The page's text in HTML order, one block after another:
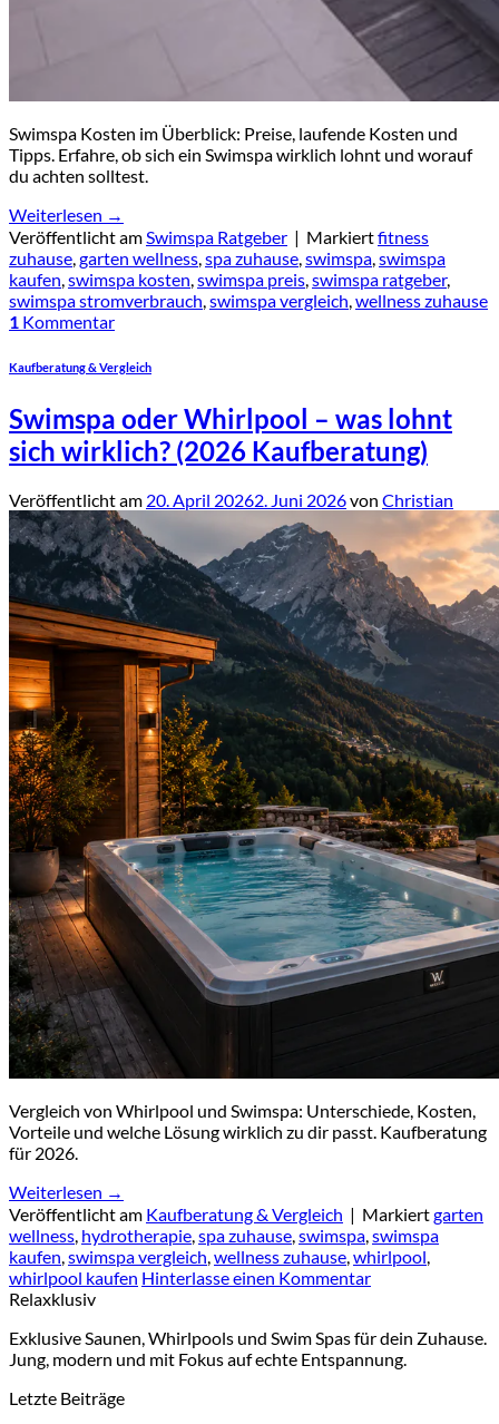
Swimspa Kosten im Überblick: Preise, laufende Kosten und
Tipps. Erfahre, ob sich ein Swimspa wirklich lohnt und worauf
du achten solltest.
Weiterlesen →
Veröffentlicht amSwimspa Ratgeber | Markiertfitness
zuhause,garten wellness,spa zuhause,swimspa,swimspa
kaufen,swimspa kosten,swimspa preis,swimspa ratgeber,
swimspa stromverbrauch,swimspa vergleich,wellness zuhause
1 Kommentar
Kaufberatung & Vergleich
Swimspa oder Whirlpool – was lohnt
sich wirklich? (2026 Kaufberatung)
Veröffentlicht am 20. April 20262. Juni 2026von Christian
Vergleich von Whirlpool und Swimspa: Unterschiede, Kosten,
Vorteile und welche Lösung wirklich zu dir passt. Kaufberatung
für 2026.
Weiterlesen →
Veröffentlicht am Kaufberatung & Vergleich | Markiertgarten
wellness hydrotherapie spa zuhause swimspa swimspa
kaufen swimspa vergleich wellness zuhause whirlpool
whirlpool kaufen Hinterlasse einen Kommentar
Relaxklusiv
Exklusive Saunen, Whirlpools und Swim Spas für dein Zuhause.
Jung, modern und mit Fokus auf echte Entspannung.
Letzte Beiträge